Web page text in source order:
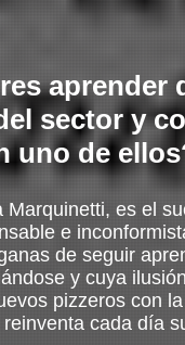
aprender
sector y
uno de
Marquinetti, es el
e
de seguir
y cuya
pizzeros con
cada día